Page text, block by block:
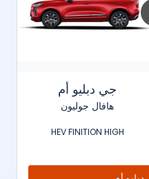
جي دبليو أم
هافال جوليون
HEV FINITION HIGH